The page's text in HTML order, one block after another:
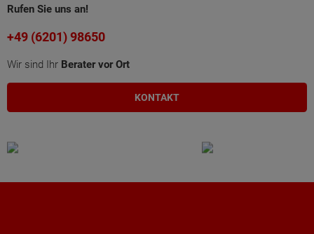
Rufen Sie uns an!
+49 (6201) 98650
Wir sind Ihr Berater vor Ort
KONTAKT